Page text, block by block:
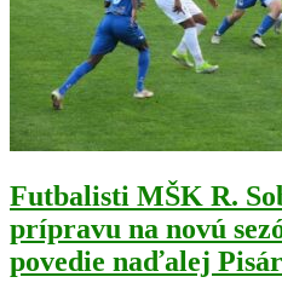
Futbalisti MŠK R.
prípravu na novú
povedie naďalej Pisár